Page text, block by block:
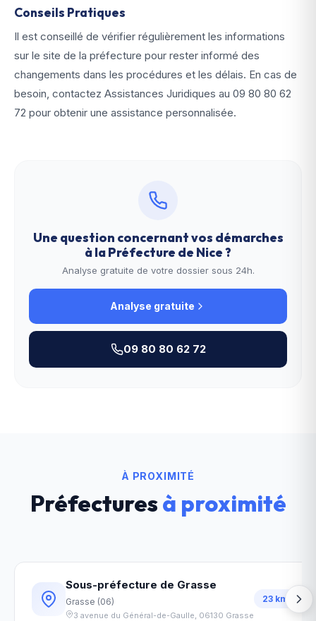
Conseils Pratiques
Il est conseillé de vérifier régulièrement les informations
sur le site de la préfecture pour rester informé des
changements dans les procédures et les délais. En cas de
besoin, contactez Assistances Juridiques au 09 80 80 62
72 pour obtenir une assistance personnalisée.
Une question concernant vos démarches
à laPréfecture de Nice?
Analyse gratuite de votre dossier sous 24h.
Analyse gratuite
09 80 80 62 72
À PROXIMITÉ
Préfecturesà proximité
Sous-préfecture de Grasse
Grasse (06)
3 avenue du Général-de-Gaulle, 06130 Grasse
23 km